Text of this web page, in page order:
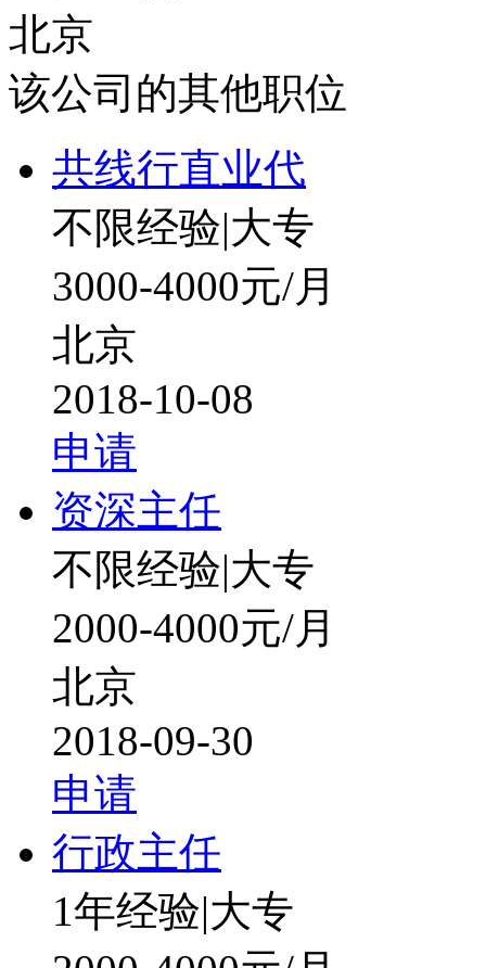
北京
该公司的其他职位
共线行直业代
不限经验|大专
3000-4000元/月
北京
2018-10-08
申请
资深主任
不限经验|大专
2000-4000元/月
北京
2018-09-30
申请
行政主任
1年经验|大专